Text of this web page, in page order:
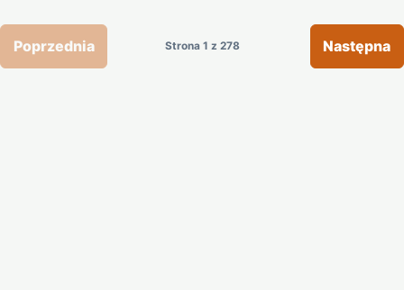
Poprzednia Strona 1 z 278 Następna